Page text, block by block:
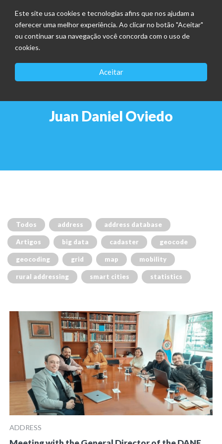
Este site usa cookies e tecnologias afins que nos ajudam a
oferecer uma melhor experiência. Ao clicar no botão "Aceitar"
ou continuar sua navegação você concorda com o uso de
cookies.
Aceitar
Juan Daniel Oviedo
Todos address address database
Artigos big data cadaster geocode
geocoding grid map mobility
rural addressing smart cities statistics
ADDRESS